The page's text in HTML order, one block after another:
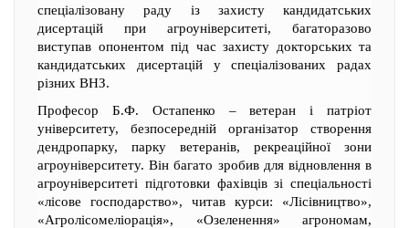
спеціалізовану раду із захисту кандидатських
дисертацій при агроуніверситеті, багаторазово
виступав опонентом під час захисту докторських та
кандидатських дисертацій у спеціалізованих радах
різних ВНЗ.
Професор Б.Ф. Остапенко – ветеран і патріот
університету, безпосередній організатор створення
дендропарку, парку ветеранів, рекреаційної зони
агроуніверситету. Він багато зробив для відновлення в
агроуніверситеті підготовки фахівців зі спеціальності
«лісове господарство», читав курси: «Лісівництво»,
«Агролісомеліорація», «Озеленення» агрономам,